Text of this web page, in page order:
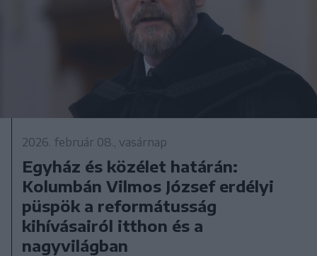
2026. február 08., vasárnap
Egyház és közélet határán:
Kolumbán Vilmos József erdélyi
püspök a reformátusság
kihívásairól itthon és a
nagyvilágban